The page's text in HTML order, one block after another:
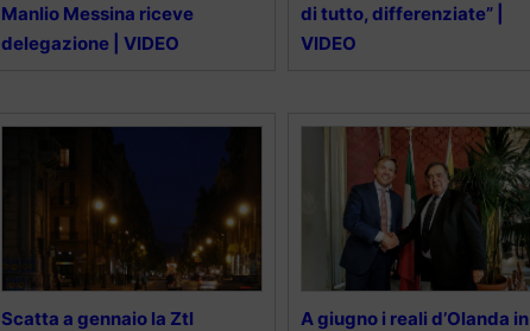
Manlio Messina riceve
delegazione | VIDEO
di tutto, differenziate” |
VIDEO
Scatta a gennaio la Ztl
A giugno i reali d’Olanda in